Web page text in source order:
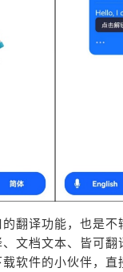
翻译功能，也是不
文档文本、皆可翻
软件的小伙伴，直